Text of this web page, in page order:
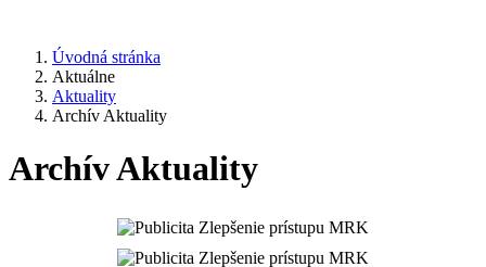
Úvodná stránka
Aktuálne
Aktuality
Archív Aktuality
Archív Aktuality